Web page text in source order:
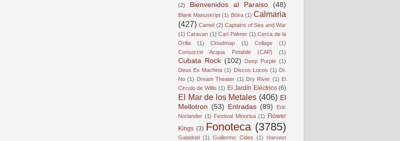
(2)
Bienvenidos al Paraiso (48)
Blank Manuskript (1) Böira (1) Calmaria
(427) Camel (2) Captains of Sea and War
(1) Caravan (1) Carl Palmer (1) Cerca de la
Orilla
(1) Cloudmap (1) Collage
(1)
Consorzio Acqua Potabile (CAP)
(1)
Cubata Rock (102) Deep Purple (1)
Deus Ex Machina (1) Discos Locos (1) Dr.
No (1) Dream Theater (1) Dry River (1) El
Circulo de Willis (1) El Jardín Eléctrico (6)
El Mar de los Metales (406) El
Mellotron (53) Entradas (89)
Eric
Norlander (1) Festival Minorisa (1) Flower
Kings (3) Fonoteca (3785)
Galadriel (1) Guillermo Cides (1)
Harvest